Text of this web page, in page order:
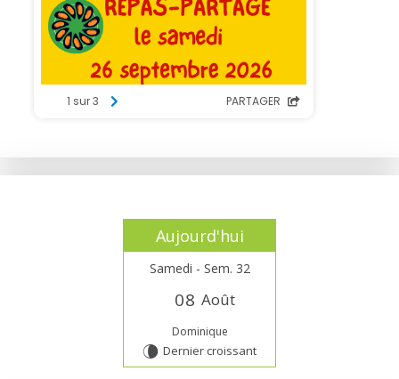
Aujourd'hui
Samedi - Sem. 32
08 Août
Dominique
V Dernier croissant